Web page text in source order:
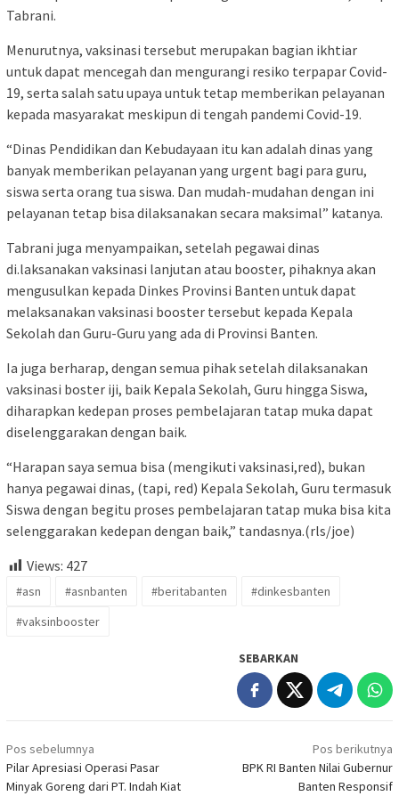
Tabrani.
Menurutnya, vaksinasi tersebut merupakan bagian ikhtiar
untuk dapat mencegah dan mengurangi resiko terpapar Covid-
19, serta salah satu upaya untuk tetap memberikan pelayanan
kepada masyarakat meskipun di tengah pandemi Covid-19.
“Dinas Pendidikan dan Kebudayaan itu kan adalah dinas yang
banyak memberikan pelayanan yang urgent bagi para guru,
siswa serta orang tua siswa. Dan mudah-mudahan dengan ini
pelayanan tetap bisa dilaksanakan secara maksimal” katanya.
Tabrani juga menyampaikan, setelah pegawai dinas
di.laksanakan vaksinasi lanjutan atau booster, pihaknya akan
mengusulkan kepada Dinkes Provinsi Banten untuk dapat
melaksanakan vaksinasi booster tersebut kepada Kepala
Sekolah dan Guru-Guru yang ada di Provinsi Banten.
Ia juga berharap, dengan semua pihak setelah dilaksanakan
vaksinasi boster iji, baik Kepala Sekolah, Guru hingga Siswa,
diharapkan kedepan proses pembelajaran tatap muka dapat
diselenggarakan dengan baik.
“Harapan saya semua bisa (mengikuti vaksinasi,red), bukan
hanya pegawai dinas, (tapi, red) Kepala Sekolah, Guru termasuk
Siswa dengan begitu proses pembelajaran tatap muka bisa kita
selenggarakan kedepan dengan baik,” tandasnya.(rls/joe)
Views: 427
#asn #asnbanten #beritabanten
#dinkesbanten
#vaksinbooster
SEBARKAN
Navigasi
pos
Pos sebelumnya
Pilar Apresiasi Operasi Pasar
Minyak Goreng dari PT. Indah Kiat
Pos berikutnya
BPK RI Banten Nilai Gubernur
Banten Responsif